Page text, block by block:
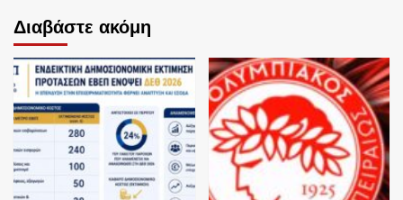
Διαβάστε ακόμη